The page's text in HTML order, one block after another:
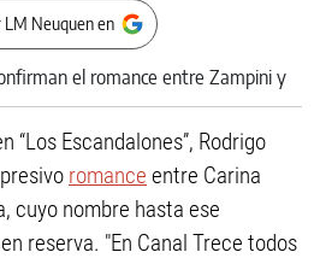
LM Neuquen en
“Los Escandalones”, Rodrigo
romance entre Carina
cuyo nombre hasta ese
reserva. "En Canal Trece todos